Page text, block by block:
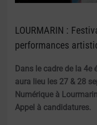
LOURMARIN :
performances
Dans le cadre de la 4e
aura lieu les 27 & 28
Numérique à
Appel à candidatures.